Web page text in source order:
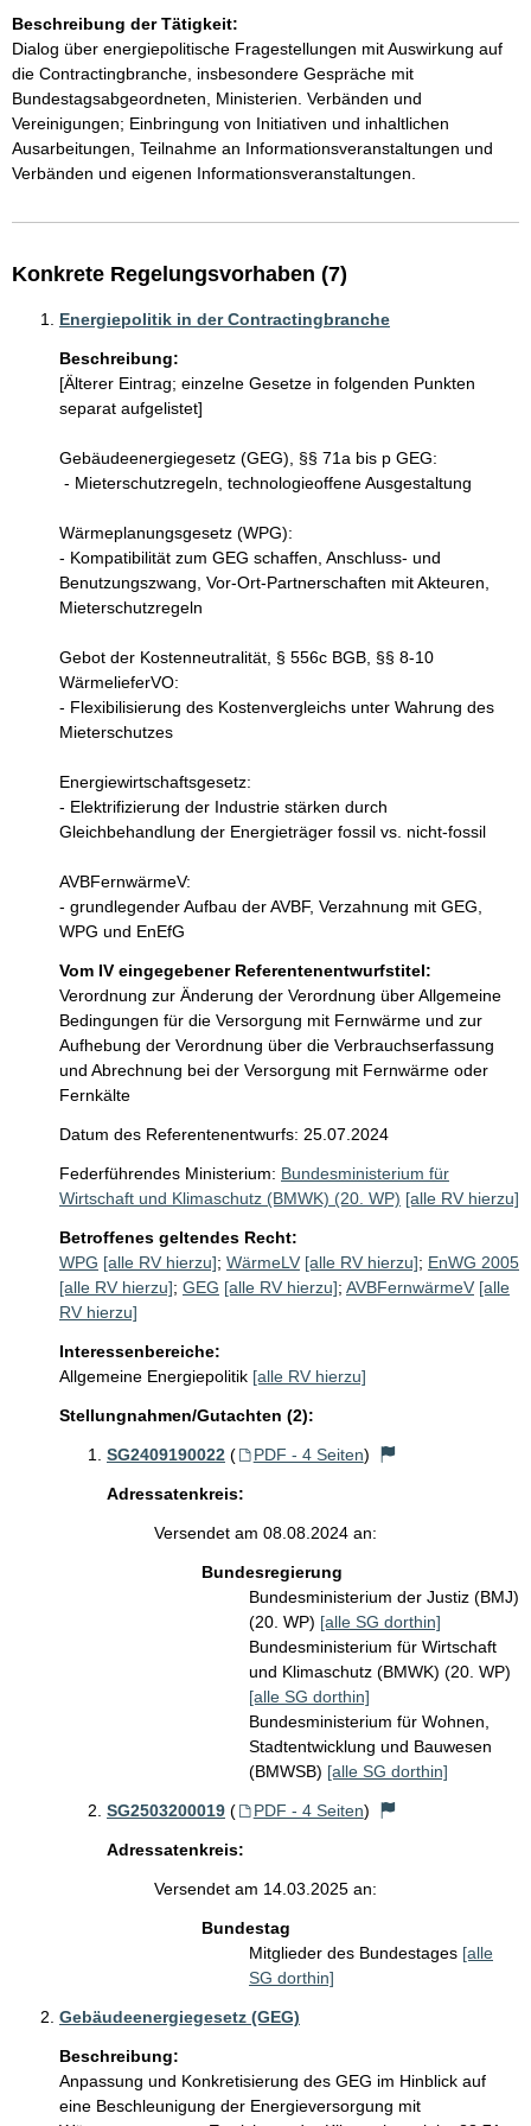
Beschreibung der Tätigkeit:
Dialog über energiepolitische Fragestellungen mit Auswirkung auf
die Contractingbranche, insbesondere Gespräche mit
Bundestagsabgeordneten, Ministerien. Verbänden und
Vereinigungen; Einbringung von Initiativen und inhaltlichen
Ausarbeitungen, Teilnahme an Informationsveranstaltungen und
Verbänden und eigenen Informationsveranstaltungen.
Konkrete Regelungsvorhaben (7)
Energiepolitik in der Contractingbranche
Beschreibung:
[Älterer Eintrag; einzelne Gesetze in folgenden Punkten
separat aufgelistet]
Gebäudeenergiegesetz (GEG), §§ 71a bis p GEG:
Wärmeplanungsgesetz (WPG):
- Kompatibilität zum GEG schaffen, Anschluss- und
Benutzungszwang, Vor-Ort-Partnerschaften mit Akteuren,
Mieterschutzregeln
Gebot der Kostenneutralität, § 556c BGB, §§ 8-10
WärmelieferVO:
- Flexibilisierung des Kostenvergleichs unter Wahrung des
Mieterschutzes
Energiewirtschaftsgesetz:
- Elektrifizierung der Industrie stärken durch
Gleichbehandlung der Energieträger fossil vs. nicht-fossil
AVBFernwärmeV:
- grundlegender Aufbau der AVBF, Verzahnung mit GEG,
WPG und EnEfG
Vom IV eingegebener Referentenentwurfstitel:
Verordnung zur Änderung der Verordnung über Allgemeine
Bedingungen für die Versorgung mit Fernwärme und zur
Aufhebung der Verordnung über die Verbrauchserfassung
und Abrechnung bei der Versorgung mit Fernwärme oder
Fernkälte
Datum des Referentenentwurfs: 25.07.2024
Federführendes Ministerium: Bundesministerium für
Wirtschaft und Klimaschutz (BMWK) (20. WP) [alle RV hierzu]
Betroffenes geltendes Recht:
WPG [alle RV hierzu]; WärmeLV [alle RV hierzu]; EnWG 2005
[alle RV hierzu]; GEG [alle RV hierzu]; AVBFernwärmeV [alle
RV hierzu]
Interessenbereiche:
Allgemeine Energiepolitik [alle RV hierzu]
Stellungnahmen/Gutachten (2):
SG2409190022 ( PDF - 4 Seiten)
Adressatenkreis:
Versendet am 08.08.2024 an:
Bundesregierung
Bundesministerium der Justiz (BMJ)
(20. WP) [alle SG dorthin]
Bundesministerium für Wirtschaft
und Klimaschutz (BMWK) (20. WP)
[alle SG dorthin]
Bundesministerium für Wohnen,
Stadtentwicklung und Bauwesen
(BMWSB) [alle SG dorthin]
SG2503200019 ( PDF - 4 Seiten)
Adressatenkreis:
Versendet am 14.03.2025 an:
Bundestag
Mitglieder des Bundestages [alle
SG dorthin]
Gebäudeenergiegesetz (GEG)
Beschreibung:
Anpassung und Konkretisierung des GEG im Hinblick auf
eine Beschleunigung der Energieversorgung mit